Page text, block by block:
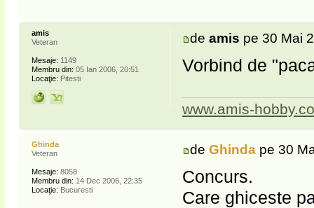
deamis pe 30 Mai
Vorbind de
www.amis-
amis
Veteran
Mesaje: 1149
Membru din: 05 Ian 2006, 20:51
Locaţie: Pitesti
deGhinda pe 30
Concurs.
Care ghiceste
Ghinda
Veteran
Mesaje: 8058
Membru din: 14 Dec 2006, 22:35
Locaţie: Bucuresti